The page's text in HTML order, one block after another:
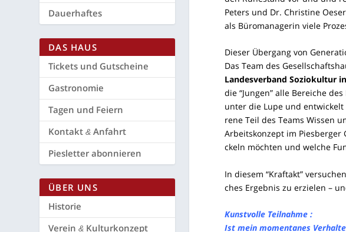
Peters und Dr. Chris­ti­ne
als Büro­ma­na­ge­rin vie­le
Die­ser Über­gang von
Das Team des
Lan­des­ver­band Sozio­kul­tur
die “Jun­gen” alle Berei­che
unter die Lupe und
re­ne Teil des Teams Wis­sen
Arbeits­kon­zept im
ckeln möch­ten und wel­che
In die­sem “Kraft­akt”
ches Ergeb­nis zu erzie­len –
Kunst­vol­le Teilnahme :
Ist mein momen­ta­nes
Dau­er­haf­tes
DAS HAUS
Tickets und Gutscheine
Gas­tro­no­mie
Tagen und Feiern
Kon­takt& Anfahrt
Pies­let­ter abonnieren
ÜBER UNS
His­to­rie
Ver­ein& Kulturkonzept